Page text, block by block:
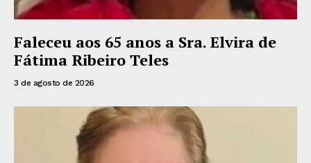
Faleceu aos 65 anos a Sra. Elvira de
Fátima Ribeiro Teles
3 de agosto de 2026